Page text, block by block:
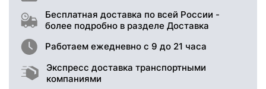
Бесплатная доставка по всей России -
более подробно в разделе Доставка
Работаем ежедневно с 9 до 21 часа
Экспресс доставка транспортными
компаниями